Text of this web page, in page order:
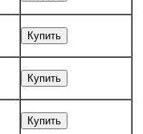
Купить
Купить
Купить